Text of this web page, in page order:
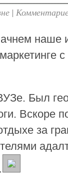
|
наше
Был
Вскоре
за